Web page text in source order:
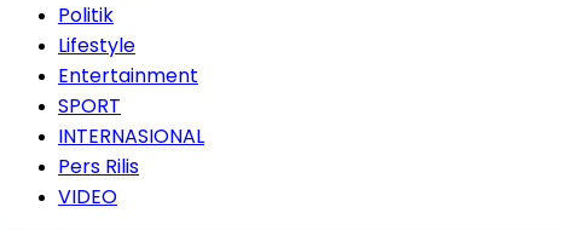
Politik
Lifestyle
Entertainment
SPORT
INTERNASIONAL
Pers Rilis
VIDEO